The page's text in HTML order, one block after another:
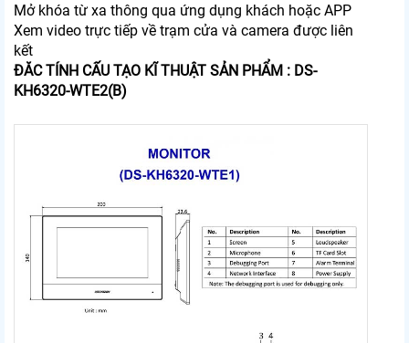
Mở khóa từ xa thông qua ứng dụng khách hoặc APP
Xem video trực tiếp về trạm cửa và camera được liên
kết
ĐĂC TÍNH CẤU TẠO KĨ THUẬT SẢN PHẨM : DS-
KH6320-WTE2(B)